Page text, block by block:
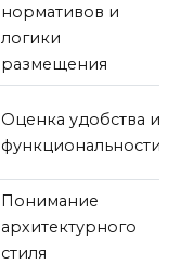
нормативов и
логики
размещения
Оценка удобства и
функциональности
Понимание
архитектурного
стиля